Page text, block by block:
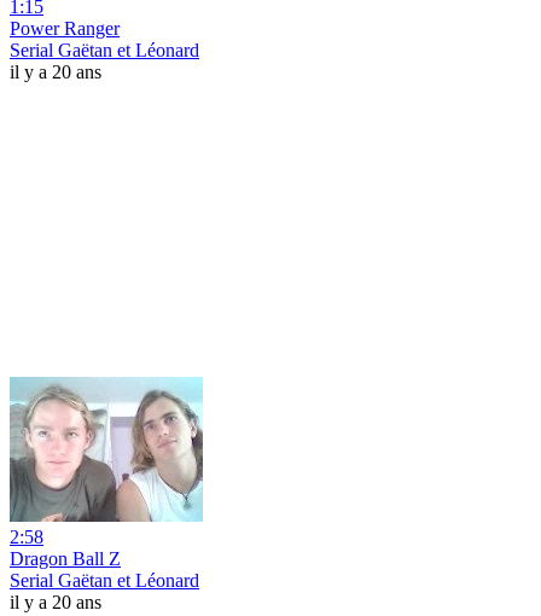
1:15
Power Ranger
Serial Gaëtan et Léonard
il y a 20 ans
2:58
Dragon Ball Z
Serial Gaëtan et Léonard
il y a 20 ans